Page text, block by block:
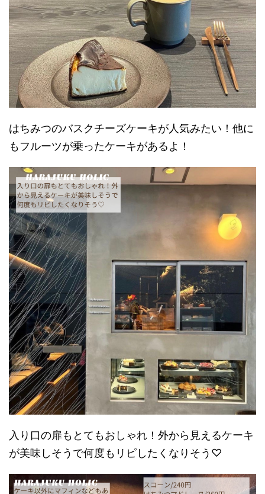
はちみつのバスクチーズケーキが人気みたい！他に
もフルーツが乗ったケーキがあるよ！
入り口の扉もとてもおしゃれ！外から見えるケーキ
が美味しそうで何度もリピしたくなりそう♡